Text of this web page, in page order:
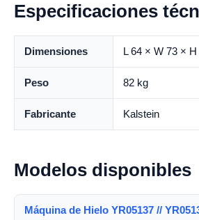
Especificaciones
Dimensiones L 64 × W 73 ×
Peso 82 kg
Fabricante Kalstein
Modelos disponibles
Máquina de Hielo YR05137 //